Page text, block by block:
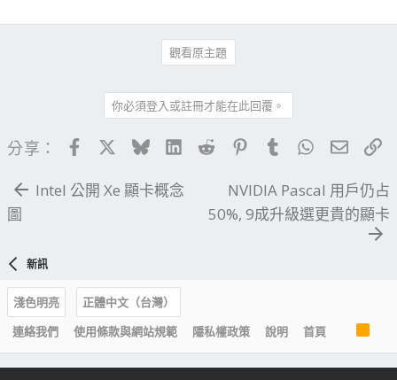
觀看原主題
你必須登入或註冊才能在此回覆。
分享： FacebookBlueskyLinkedIn
Reddit PinterestTumblrWhatsApp
電子
Intel 公開 Xe 顯卡概念
圖
NVIDIA Pascal 用戶仍占
50%, 9成升級選更貴的顯卡
新訊
淺色明亮
正體中文（台灣）
連絡我們
使用條款與網站規範 隱私權政策 說明 首頁
R
S
S